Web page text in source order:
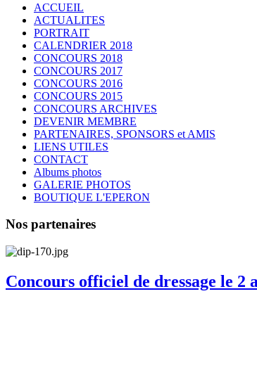
ACCUEIL
ACTUALITES
PORTRAIT
CALENDRIER 2018
CONCOURS 2018
CONCOURS 2017
CONCOURS 2016
CONCOURS 2015
CONCOURS ARCHIVES
DEVENIR MEMBRE
PARTENAIRES, SPONSORS et AMIS
LIENS UTILES
CONTACT
Albums photos
GALERIE PHOTOS
BOUTIQUE L'EPERON
Nos partenaires
Concours officiel de dressage le 2